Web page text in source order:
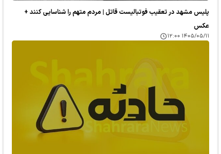
پلیس مشهد در تعقیب فوتبالیست قاتل | مردم متهم را شناسایی کنند +
عکس
۱۴۰۵/۰۵/۱۱ ۱۲:۰۰